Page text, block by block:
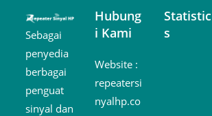
Sebagai
penyedia
berbagai
penguat
sinyal dan
Hubung
i Kami
Website :
repeatersi
nyalhp.co
Statistic
s